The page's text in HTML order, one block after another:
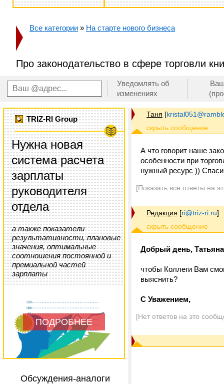
Все категории » На старте нового бизнеса
Про законодательство в сфере торговли
Уведомлять об
изменениях
TRIZ-RI Group
Нужна новая
система расчета
зарплаты
руководителя
отдела
а также показатели
результативности, плановые
значения, оптимальные
соотношения постоянной и
премиальной частей
зарплаты
ПОДРОБНЕЕ
Обсуждения-аналоги
Таня [
А что говорит наше
особенности при
нужный ресурс ))
[Показать все ответы на
Редакция [ri@triz-ri.ru]
Добрый день,
чтобы Коллеги Вам
выяснить?
С Уважением,
[Нет ответов на это